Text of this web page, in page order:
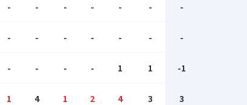
- - - - - - -
- - - - - - -
- - - - 1 1 -1
1 4 1 2 4 3 3